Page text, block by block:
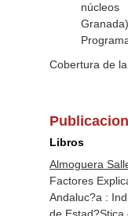
núcleos
Cobertura de
Libros
Almoguera
Factores
Andaluc?a :